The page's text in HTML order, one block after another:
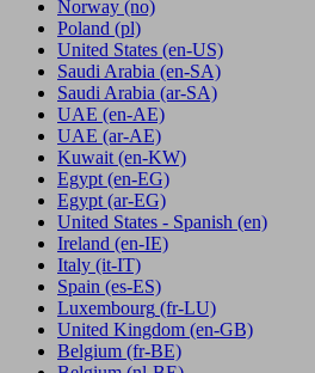
Norway (no)
Poland (pl)
United States (en-US)
Saudi Arabia (en-SA)
Saudi Arabia (ar-SA)
UAE (en-AE)
UAE (ar-AE)
Kuwait (en-KW)
Egypt (en-EG)
Egypt (ar-EG)
United States - Spanish (en)
Ireland (en-IE)
Italy (it-IT)
Spain (es-ES)
Luxembourg (fr-LU)
United Kingdom (en-GB)
Belgium (fr-BE)